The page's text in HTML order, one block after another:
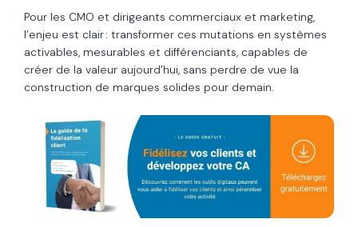
Pour les CMO et dirigeants commerciaux et marketing,
l’enjeu est clair : transformer ces mutations en systèmes
activables, mesurables et différenciants, capables de
créer de la valeur aujourd’hui, sans perdre de vue la
construction de marques solides pour demain.